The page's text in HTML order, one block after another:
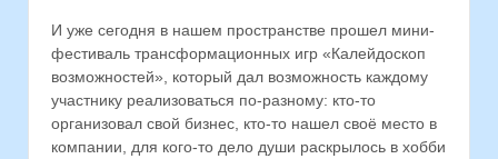
И уже сегодня в нашем пространстве прошел мини-
фестиваль трансформационных игр «Калейдоскоп
возможностей», который дал возможность каждому
участнику реализоваться по-разному: кто-то
организовал свой бизнес, кто-то нашел своё место в
компании, для кого-то дело души раскрылось в хобби